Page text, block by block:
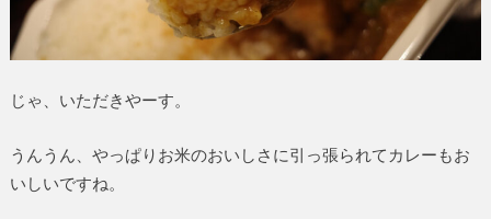
じゃ、いただきやーす。
うんうん、やっぱりお米のおいしさに引っ張られてカレーもお
いしいですね。